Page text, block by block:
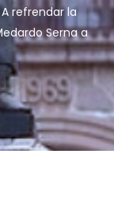
A refrendar la
Serna a